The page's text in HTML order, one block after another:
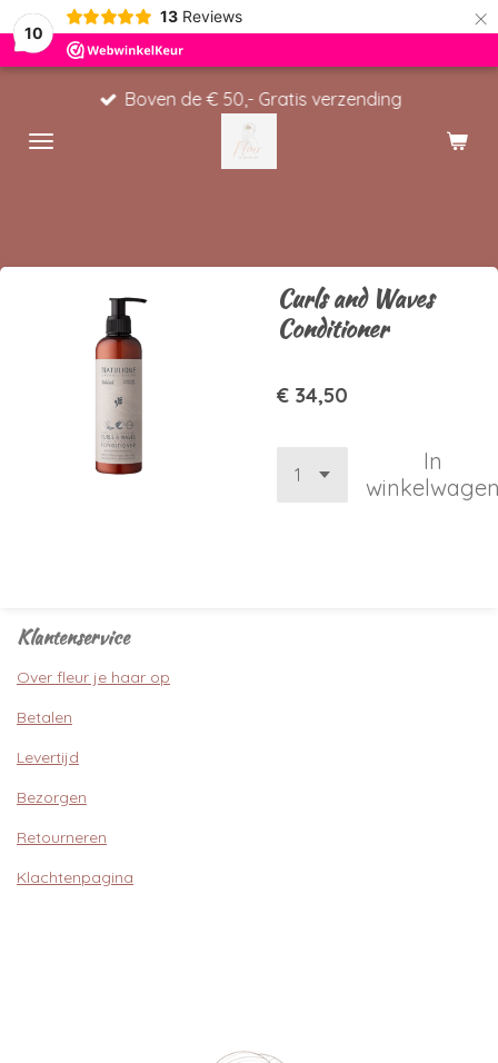
10
13 Reviews ×
Boven de € 50,- Gratis verzending
Curls and Waves
Conditioner
€ 34,50
In
Klantenservice
Over fleur je haar op
Betalen
Levertijd
Bezorgen
Retourneren
Klachtenpagina